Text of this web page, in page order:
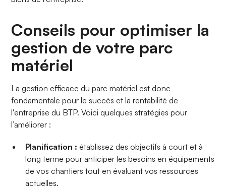
Conseils pour optimiser la
gestion de votre parc
matériel
La gestion efficace du parc matériel est donc
fondamentale pour le succès et la rentabilité de
l'entreprise du BTP. Voici quelques stratégies pour
l’améliorer :
Planification : établissez des objectifs à court et à
long terme pour anticiper les besoins en équipements
de vos chantiers tout en évaluant vos ressources
actuelles.